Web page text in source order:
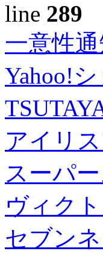
line 289
一意性通
Yahoo!
アイリ
スーパ
ヴィク
セブン